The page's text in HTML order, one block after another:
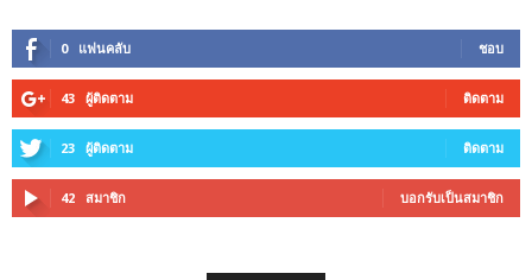
0 แฟนคลับ ชอบ
43 ผู้ติดตาม ติดตาม
23 ผู้ติดตาม ติดตาม
42 สมาชิก บอกรับเป็นสมาชิก